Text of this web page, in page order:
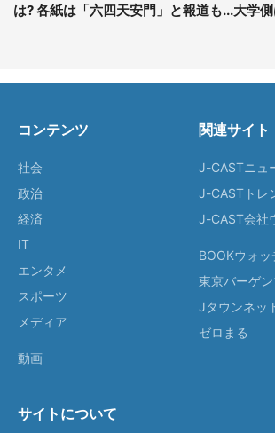
は? 各紙は「六四天安門」と報道も...大学
コンテンツ
社会
政治
経済
IT
エンタメ
スポーツ
メディア
動画
関連サイト
J-CASTニュ
J-CASTトレ
J-CAST会社
BOOKウォッ
東京バーゲ
Jタウンネッ
ゼロまる
サイトについて